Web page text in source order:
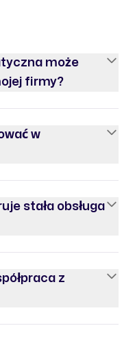
może
firmy?
w
stała obsługa
z